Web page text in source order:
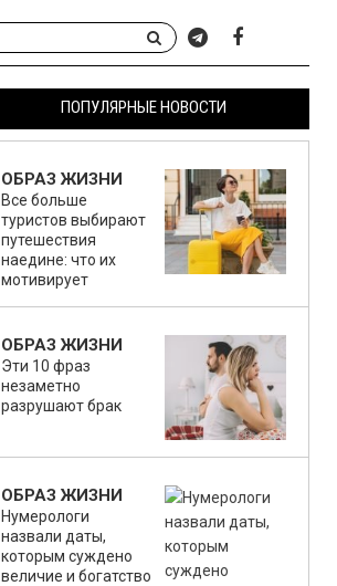
ПОПУЛЯРНЫЕ НОВОСТИ
ОБРАЗ ЖИЗНИ
Все больше
туристов выбирают
путешествия
наедине: что их
мотивирует
ОБРАЗ ЖИЗНИ
Эти 10 фраз
незаметно
разрушают брак
ОБРАЗ ЖИЗНИ
Нумерологи
назвали даты,
которым суждено
величие и богатство